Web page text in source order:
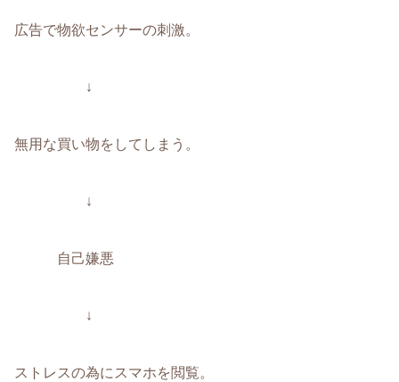
広告で物欲センサーの刺激。
↓
無用な買い物をしてしまう。
↓
自己嫌悪
↓
ストレスの為にスマホを閲覧。